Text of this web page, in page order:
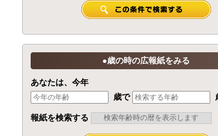
●歳の時の広報紙をみる
あなたは、今年
歳で
報紙を検索する